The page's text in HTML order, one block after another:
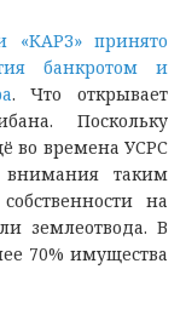
«КАРЗ» принято
банкротом и
. Что открывает
Поскольку
во времена УСРС
таким
на
землеотвода. В
70% имущества